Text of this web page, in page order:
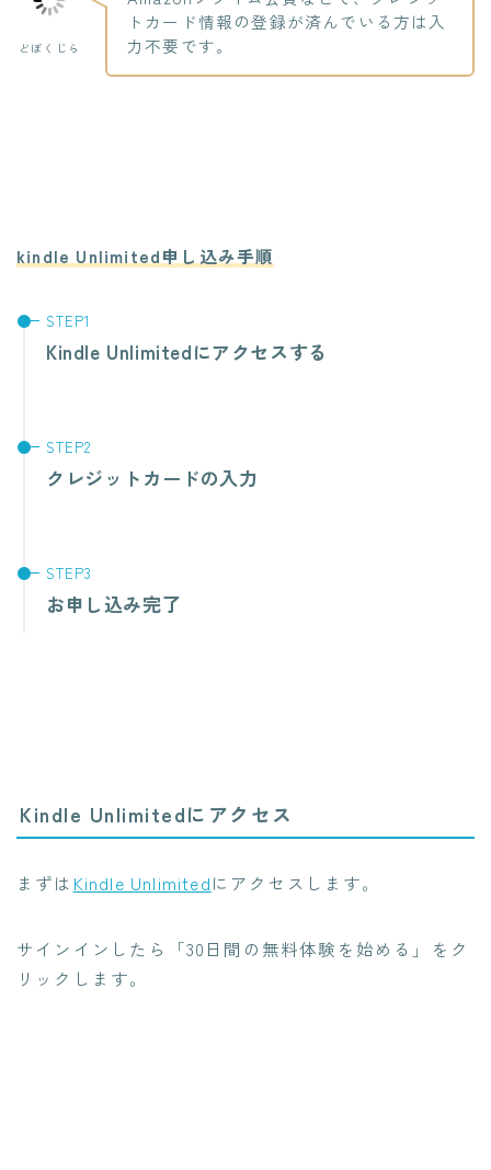
どぼくじら
トカード情報の登録が済んでいる方は入
力不要です。
kindle Unlimited申し込み手順
Kindle Unlimitedにアクセスする
クレジットカードの入力
お申し込み完了
Kindle Unlimitedにアクセス
まずは Kindle Unlimitedにアクセスします。
サインインしたら「30日間の無料体験を始める」をク
リックします。